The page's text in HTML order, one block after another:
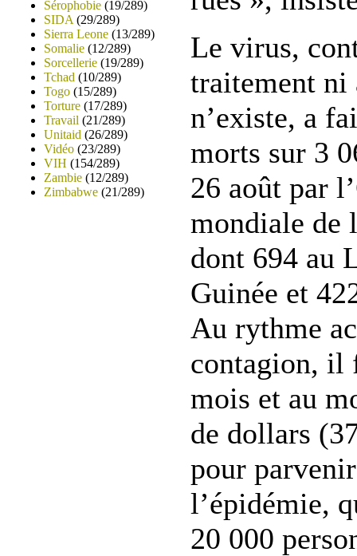
Sérophobie (19/289)
SIDA (29/289)
Sierra Leone (13/289)
Somalie (12/289)
Sorcellerie (19/289)
Tchad (10/289)
Togo (15/289)
Torture (17/289)
Travail (21/289)
Unitaid (26/289)
Vidéo (23/289)
VIH (154/289)
Zambie (12/289)
Zimbabwe (21/289)
Le virus,
traitement ni
n’existe, a
morts sur 3
26 août par
mondiale de
dont 694 au
Guinée et
Au rythme
contagion, il
mois et au
de dollars
pour
l’épidémie,
20 000